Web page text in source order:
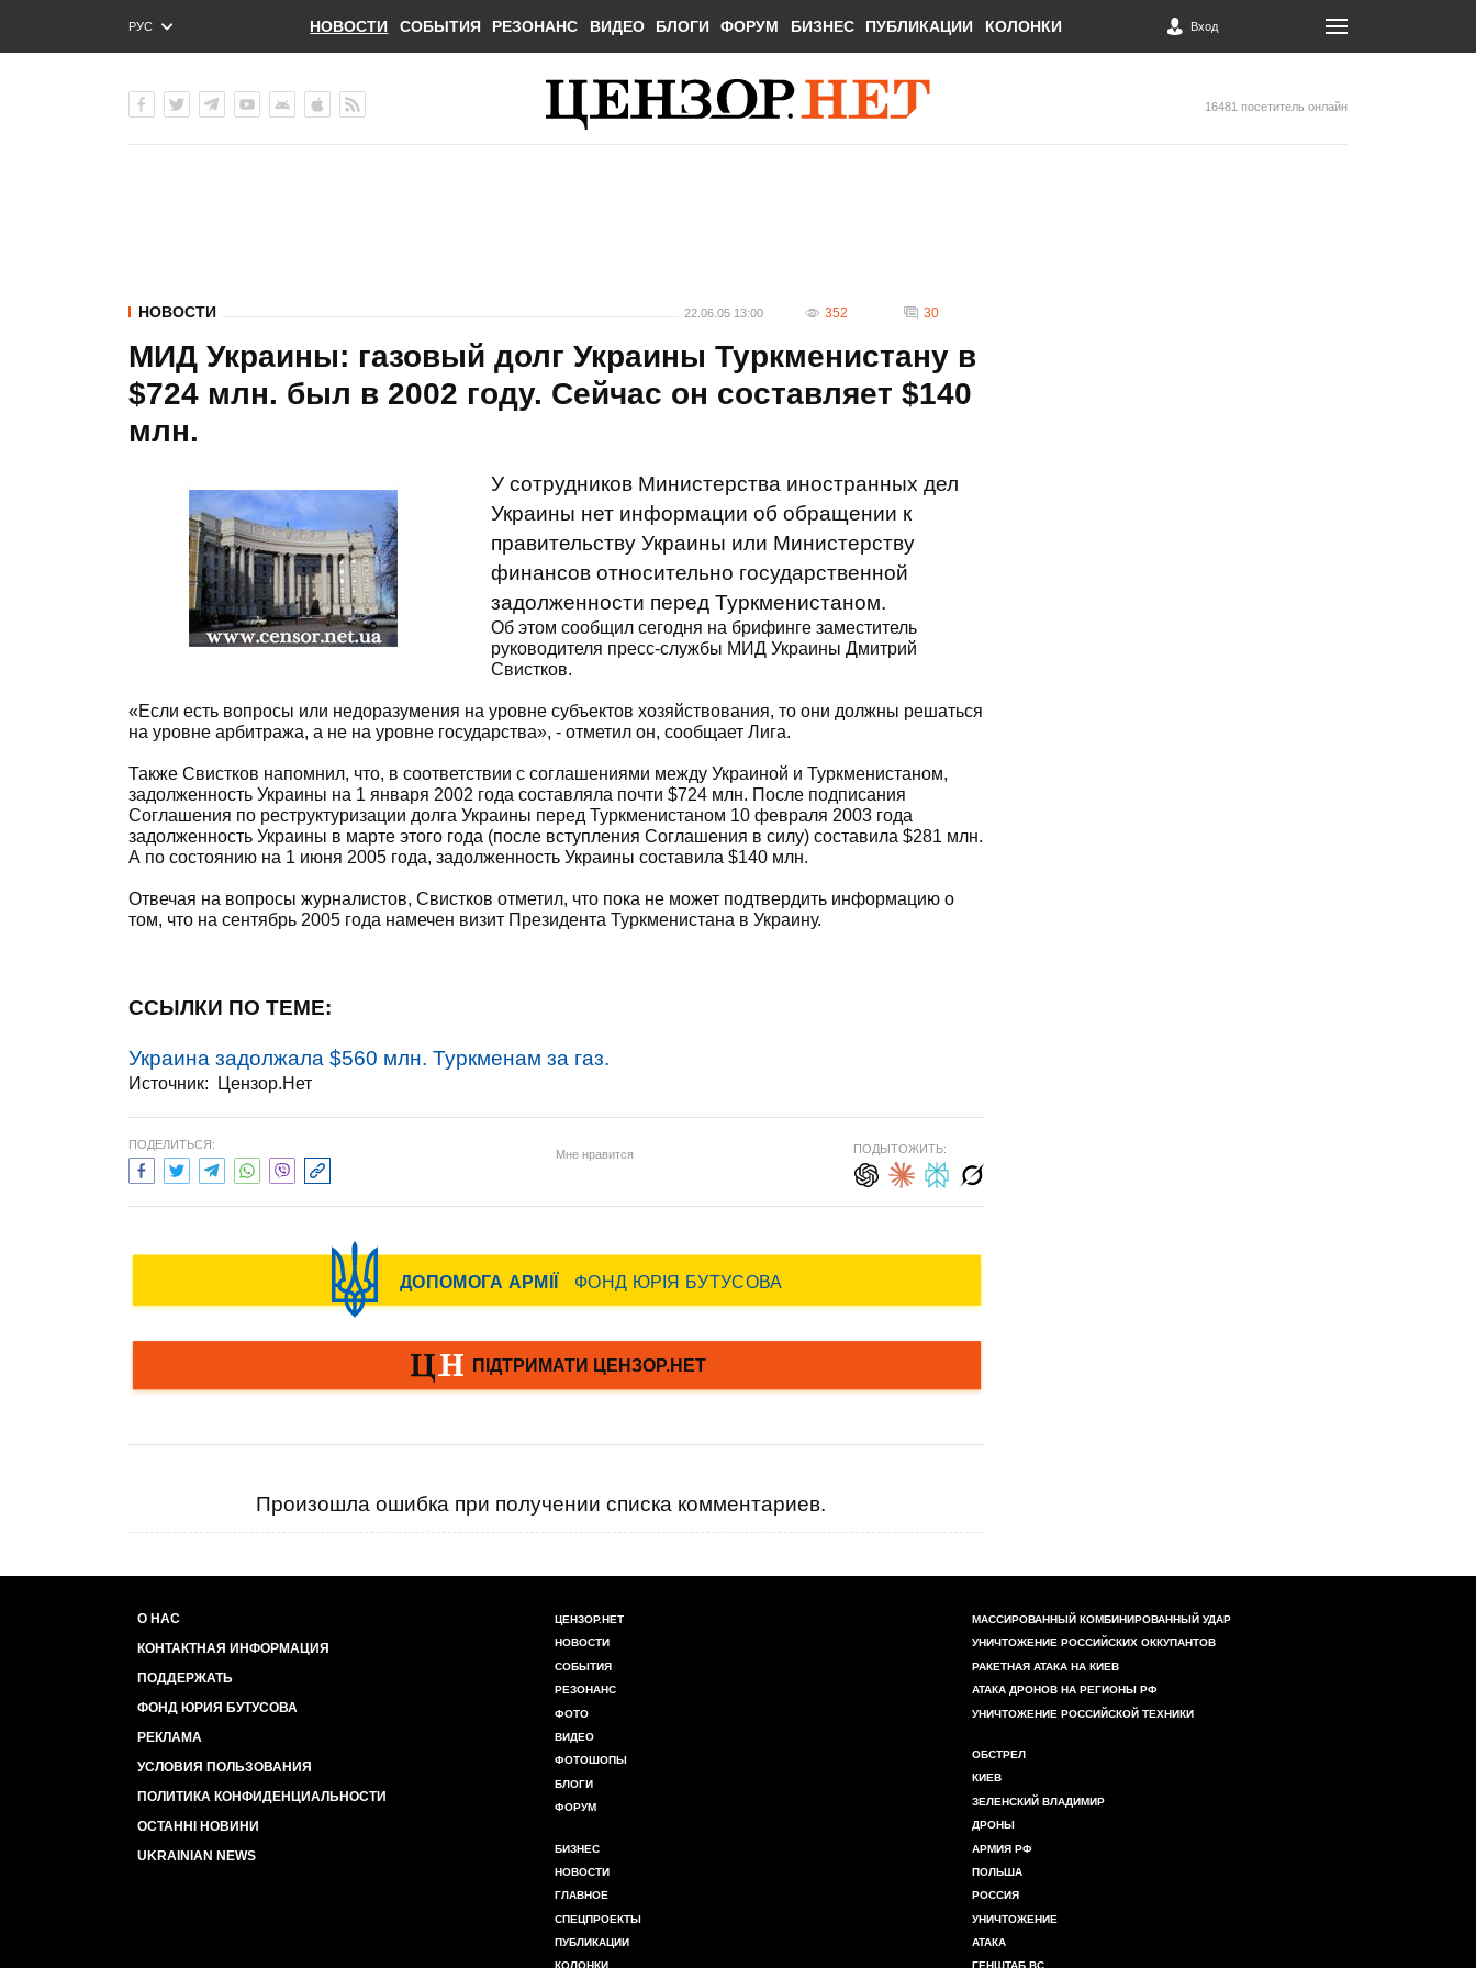
РУС
ENG
НОВОСТИ СОБЫТИЯ РЕЗОНАНС ВИДЕО БЛОГИ ФОРУМ БИЗНЕС ПУБЛИКАЦИИ КОЛОНКИ Вход
16481 посетитель онлайн
НОВОСТИ 22.06.05 13:00 352 30
МИД Украины: газовый долг Украины Туркменистану в
$724 млн. был в 2002 году. Сейчас он составляет $140
млн.
У сотрудников Министерства иностранных дел
Украины нет информации об обращении к
правительству Украины или Министерству
финансов относительно государственной
задолженности перед Туркменистаном.
Об этом сообщил сегодня на брифинге заместитель
руководителя пресс-службы МИД Украины Дмитрий
Свистков.
«Если есть вопросы или недоразумения на уровне субъектов хозяйствования, то они должны решаться
на уровне арбитража, а не на уровне государства», - отметил он, сообщает Лига.
Также Свистков напомнил, что, в соответствии с соглашениями между Украиной и Туркменистаном,
задолженность Украины на 1 января 2002 года составляла почти $724 млн. После подписания
Соглашения по реструктуризации долга Украины перед Туркменистаном 10 февраля 2003 года
задолженность Украины в марте этого года (после вступления Соглашения в силу) составила $281 млн.
А по состоянию на 1 июня 2005 года, задолженность Украины составила $140 млн.
Отвечая на вопросы журналистов, Свистков отметил, что пока не может подтвердить информацию о
том, что на сентябрь 2005 года намечен визит Президента Туркменистана в Украину.
ССЫЛКИ ПО ТЕМЕ:
Украина задолжала $560 млн. Туркменам за газ.
Источник: Цензор.Нет
ПОДЕЛИТЬСЯ:
Мне нравится ПОДЫТОЖИТЬ:
Произошла ошибка при получении списка комментариев.
О НАС
КОНТАКТНАЯ ИНФОРМАЦИЯ
ПОДДЕРЖАТЬ
ФОНД ЮРИЯ БУТУСОВА
РЕКЛАМА
УСЛОВИЯ ПОЛЬЗОВАНИЯ
ПОЛИТИКА КОНФИДЕНЦИАЛЬНОСТИ
ОСТАННІ НОВИНИ
UKRAINIAN NEWS
ЦЕНЗОР.НЕТ
НОВОСТИ
СОБЫТИЯ
РЕЗОНАНС
ФОТО
ВИДЕО
ФОТОШОПЫ
БЛОГИ
ФОРУМ
БИЗНЕС
НОВОСТИ
ГЛАВНОЕ
СПЕЦПРОЕКТЫ
ПУБЛИКАЦИИ
МАССИРОВАННЫЙ КОМБИНИРОВАННЫЙ УДАР
УНИЧТОЖЕНИЕ РОССИЙСКИХ ОККУПАНТОВ
РАКЕТНАЯ АТАКА НА КИЕВ
АТАКА ДРОНОВ НА РЕГИОНЫ РФ
УНИЧТОЖЕНИЕ РОССИЙСКОЙ ТЕХНИКИ
ОБСТРЕЛ
КИЕВ
ЗЕЛЕНСКИЙ ВЛАДИМИР
ДРОНЫ
АРМИЯ РФ
ПОЛЬША
РОССИЯ
УНИЧТОЖЕНИЕ
АТАКА